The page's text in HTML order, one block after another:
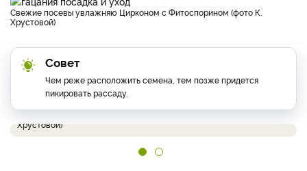
Свежие посевы увлажняю Цирконом с Фитоспорином (фото К.
Хрустовой)
Совет
Чем реже расположить семена, тем позже придется
пикировать рассаду.
Разложите семена с помощью влажной зубочистки (фото К.
Хрустовой)